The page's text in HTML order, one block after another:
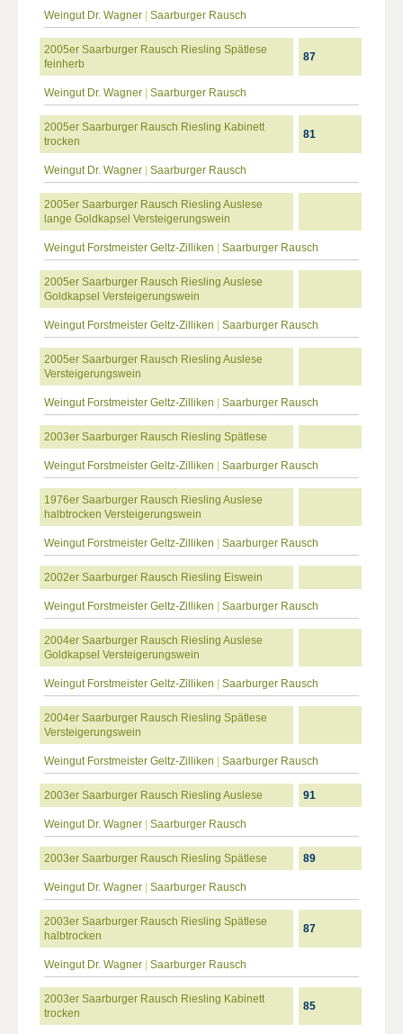
Weingut Dr. Wagner Saarburger Rausch
2005er Saarburger Rausch Riesling Spätlese
feinherb
87
Weingut Dr. Wagner Saarburger Rausch
2005er Saarburger Rausch Riesling Kabinett
trocken
81
Weingut Dr. Wagner Saarburger Rausch
2005er Saarburger Rausch Riesling Auslese
lange Goldkapsel Versteigerungswein
Weingut Forstmeister Geltz-Zilliken Saarburger Rausch
2005er Saarburger Rausch Riesling Auslese
Goldkapsel Versteigerungswein
Weingut Forstmeister Geltz-Zilliken Saarburger Rausch
2005er Saarburger Rausch Riesling Auslese
Versteigerungswein
Weingut Forstmeister Geltz-Zilliken Saarburger Rausch
2003er Saarburger Rausch Riesling Spätlese
Weingut Forstmeister Geltz-Zilliken Saarburger Rausch
1976er Saarburger Rausch Riesling Auslese
halbtrocken Versteigerungswein
Weingut Forstmeister Geltz-Zilliken Saarburger Rausch
2002er Saarburger Rausch Riesling Eiswein
Weingut Forstmeister Geltz-Zilliken Saarburger Rausch
2004er Saarburger Rausch Riesling Auslese
Goldkapsel Versteigerungswein
Weingut Forstmeister Geltz-Zilliken Saarburger Rausch
2004er Saarburger Rausch Riesling Spätlese
Versteigerungswein
Weingut Forstmeister Geltz-Zilliken Saarburger Rausch
2003er Saarburger Rausch Riesling Auslese 91
Weingut Dr. Wagner Saarburger Rausch
2003er Saarburger Rausch Riesling Spätlese 89
Weingut Dr. Wagner Saarburger Rausch
2003er Saarburger Rausch Riesling Spätlese
halbtrocken
87
Weingut Dr. Wagner Saarburger Rausch
2003er Saarburger Rausch Riesling Kabinett
trocken
85